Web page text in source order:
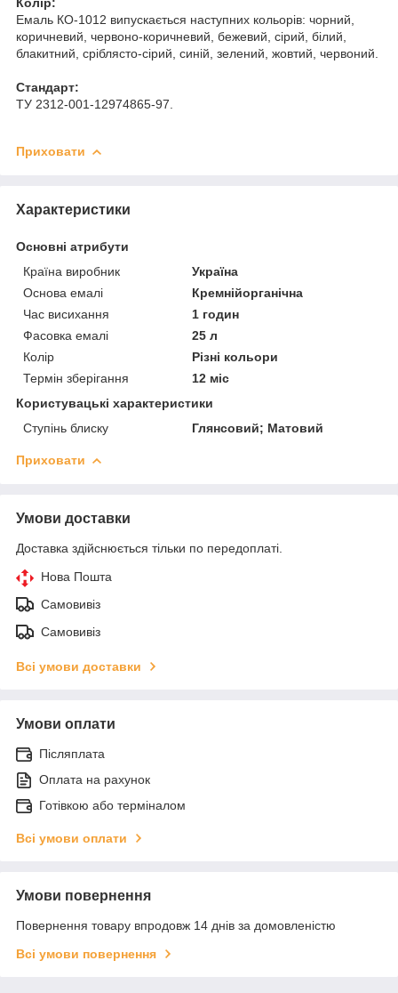
Емаль КО-1012 випускається наступних кольорів: чорний,
коричневий, червоно-коричневий, бежевий, сірий, білий,
блакитний, сріблясто-сірий, синій, зелений, жовтий, червоний.
Стандарт:
ТУ 2312-001-12974865-97.
Приховати
Характеристики
Основні атрибути
Країна виробник
Україна
Основа емалі
Кремнійорганічна
Час висихання
1 годин
Фасовка емалі
25 л
Колір
Різні кольори
Термін зберігання
12 міс
Користувацькі характеристики
Ступінь блиску
Глянсовий; Матовий
Приховати
Умови доставки
Доставка здійснюється тільки по передоплаті.
Нова Пошта
Самовивіз
Самовивіз
Всі умови доставки
Умови оплати
Післяплата
Оплата на рахунок
Готівкою або терміналом
Всі умови оплати
Умови повернення
Повернення товару впродовж 14 днів за домовленістю
Всі умови повернення